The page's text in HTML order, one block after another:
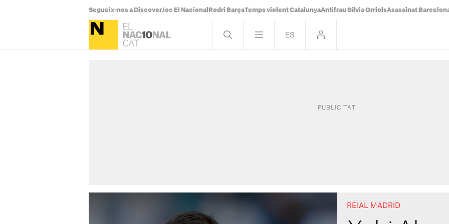
Segueix-nos a DiscoverJoc El Nacional Rodri BarçaTemps violent CatalunyaAntifrau Sílvia OrriolsAsassinat
REIAL MADRID